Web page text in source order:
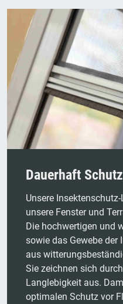
Dauerhaft
Unsere
unsere Fenster und
Die hochwertigen und
sowie das Gewebe der
aus
Sie zeichnen sich
Langlebigkeit aus.
optimalen Schutz vor